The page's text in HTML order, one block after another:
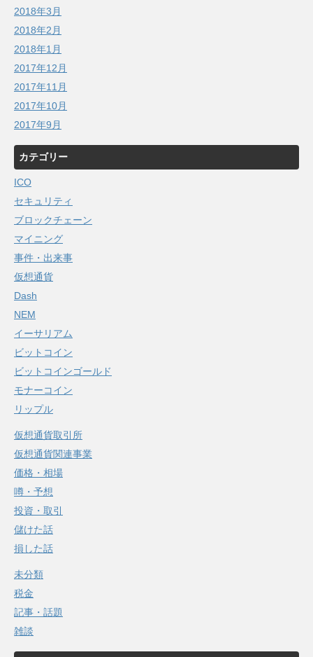
2018年3月
2018年2月
2018年1月
2017年12月
2017年11月
2017年10月
2017年9月
カテゴリー
ICO
セキュリティ
ブロックチェーン
マイニング
事件・出来事
仮想通貨
Dash
NEM
イーサリアム
ビットコイン
ビットコインゴールド
モナーコイン
リップル
仮想通貨取引所
仮想通貨関連事業
価格・相場
噂・予想
投資・取引
儲けた話
損した話
未分類
税金
記事・話題
雑談